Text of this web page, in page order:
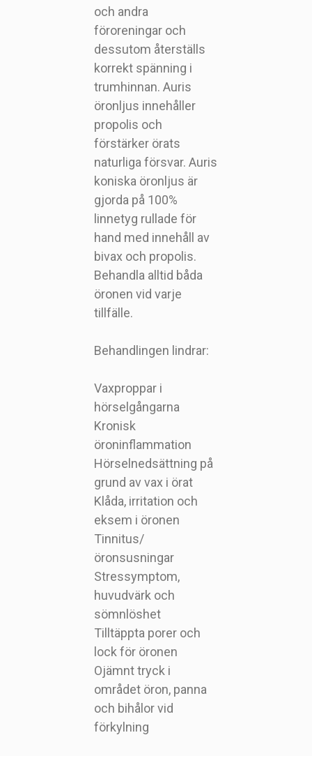
och andra
föroreningar och
dessutom återställs
korrekt spänning i
trumhinnan. Auris
öronljus innehåller
propolis och
förstärker örats
naturliga försvar. Auris
koniska öronljus är
gjorda på 100%
linnetyg rullade för
hand med innehåll av
bivax och propolis.
Behandla alltid båda
öronen vid varje
tillfälle.
Behandlingen lindrar:
Vaxproppar i
hörselgångarna
Kronisk
öroninflammation
Hörselnedsättning på
grund av vax i örat
Klåda, irritation och
eksem i öronen
Tinnitus/
öronsusningar
Stressymptom,
huvudvärk och
sömnlöshet
Tilltäppta porer och
lock för öronen
Ojämnt tryck i
området öron, panna
och bihålor vid
förkylning